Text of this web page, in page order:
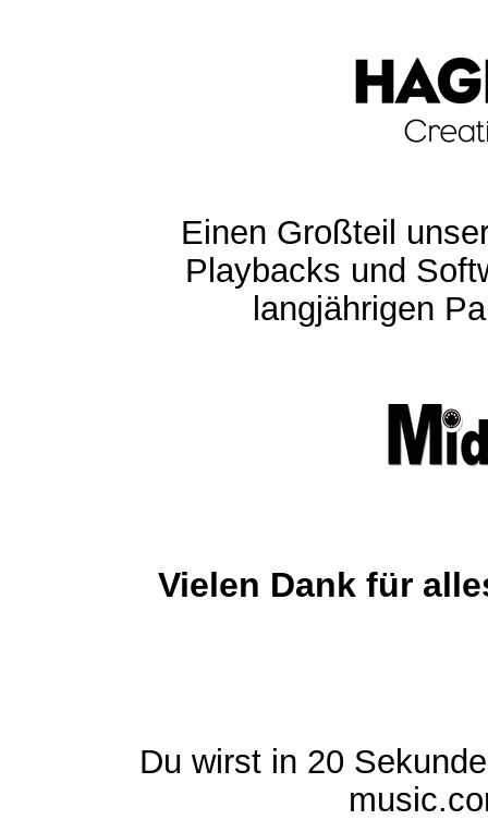
Einen Großteil
Playbacks und
langjährigen
Vielen Dank für
Du wirst in 20